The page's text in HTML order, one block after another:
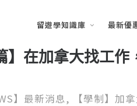
留遊學知識庫 最新優
】在加拿大找工
】最新消息, 【學制】加